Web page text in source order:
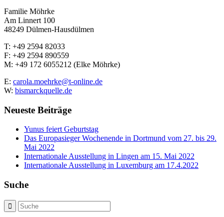
Familie Möhrke
Am Linnert 100
48249 Dülmen-Hausdülmen
T: +49 2594 82033
F: +49 2594 890559
M: +49 172 6055212 (Elke Möhrke)
E: carola.moehrke@t-online.de
W: bismarckquelle.de
Neueste Beiträge
Yunus feiert Geburtstag
Das Europasieger Wochenende in Dortmund vom 27. bis 29.
Mai 2022
Internationale Ausstellung in Lingen am 15. Mai 2022
Internationale Ausstellung in Luxemburg am 17.4.2022
Suche